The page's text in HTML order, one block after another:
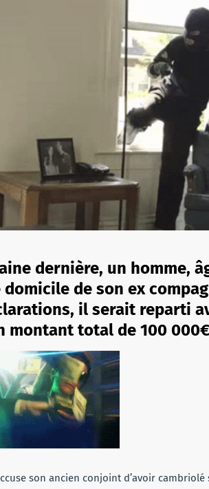
dernière, un homme,
domicile de son ex
il serait reparti
montant total de 100
son ancien conjoint d’avoir